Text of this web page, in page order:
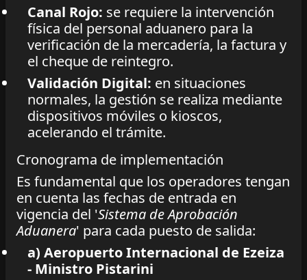
Canal Rojo: se requiere la intervención
física del personal aduanero para la
verificación de la mercadería, la factura y
el cheque de reintegro.
Validación Digital: en situaciones
normales, la gestión se realiza mediante
dispositivos móviles o kioscos,
acelerando el trámite.
Cronograma de implementación
Es fundamental que los operadores tengan
en cuenta las fechas de entrada en
vigencia del 'Sistema de Aprobación
Aduanera' para cada puesto de salida:
a) Aeropuerto Internacional de Ezeiza
- Ministro Pistarini